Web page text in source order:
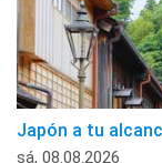
Japón a tu
sá, 08.08.2026